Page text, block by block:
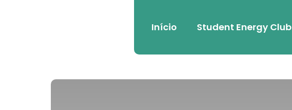
Início Student Energy Club